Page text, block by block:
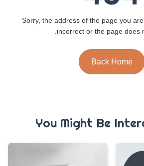
Sorry, the address of the page you
incorrect or the page does
Back Home
You Might Be